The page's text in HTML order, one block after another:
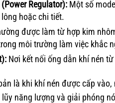
Regulator): Một số
hoặc chi tiết.
được làm từ hợp kim
môi trường làm việc khắc
Nơi kết nối ống dẫn khí nén
là khi khí nén được cấp
năng lượng và giải phóng